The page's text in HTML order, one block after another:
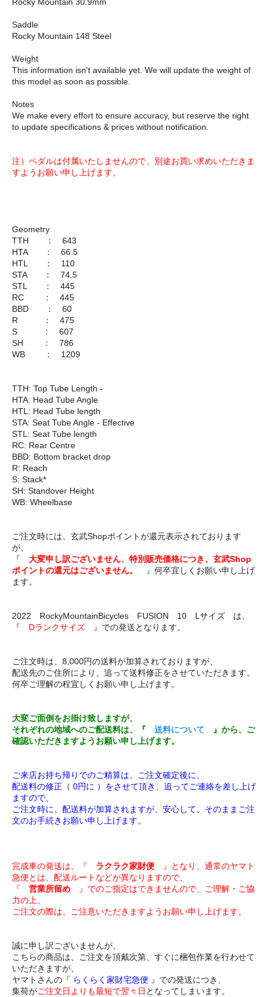
Saddle
Rocky Mountain 148 Steel
Weight
This information isn't available yet. We will update the weight of
this model as soon as possible.
Notes
We make every effort to ensure accuracy, but reserve the right
to update specifications & prices without notification.
注）ペダルは付属いたしませんので、別途お買い求めいただきま
すようお願い申し上げます。
Geometry
TTH ： 643
HTA ： 66.5
HTL ： 110
STA ： 74.5
STL ： 445
RC ： 445
BBD ： 60
R ： 475
S ： 607
SH ： 786
WB ： 1209
TTH: Top Tube Length -
HTA: Head Tube Angle
HTL: Head Tube length
STA: Seat Tube Angle - Effective
STL: Seat Tube length
RC: Rear Centre
BBD: Bottom bracket drop
R: Reach
S: Stack*
SH: Standover Height
WB: Wheelbase
ご注文時には、玄武Shopポイントが還元表示されております
が、
『 大変申し訳ございません、特別販売価格につき、玄武Shop
ポイントの還元はございません。
』何卒宜しくお願い申し上げ
ます。
2022 RockyMountainBicycles FUSION 10 Lサイズ は、
『 Dランクサイズ 』での発送となります。
ご注文時は、8,000円の送料が加算されておりますが、
配送先のご住所により、追って送料修正をさせていただきます。
何卒ご理解の程宜しくお願い申し上げます。
大変ご面倒をお掛け致しますが、
それぞれの地域へのご配送料は、『 送料について 』から、ご
確認いただきますようお願い申し上げます。
ご来店お持ち帰りでのご精算は、ご注文確定後に、
配送料の修正（ 0円に ）をさせて頂き、追ってご連絡を差し上げ
ますので、
ご注文時に、配送料が加算されますが、安心して、そのままご注
文のお手続きお願い申し上げます。
完成車の発送は、『 ラクラク家財便 』となり、通常のヤマト
急便とは、配送ルートなどが異なりますので、
『 営業所留め
』でのご指定はできませんので、ご理解・ご協
力の上、
ご注文の際は、ご注意いただきますようお願い申し上げます。
誠に申し訳ございませんが、
こちらの商品は、ご注文を頂戴次第、すぐに梱包作業を行わせて
いただきますが、
ヤマトさんの『 らくらく家財宅急便 』での発送につき、
集荷がご注文日よりも最短で翌々日 となってしまいます。